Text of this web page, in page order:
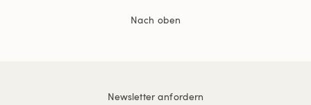
Nach oben
Newsletter anfordern